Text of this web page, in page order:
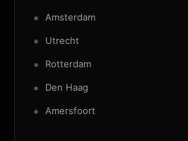
Amsterdam
Utrecht
Rotterdam
Den Haag
Amersfoort